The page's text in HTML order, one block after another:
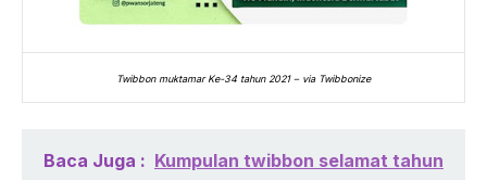
Twibbon muktamar Ke-34 tahun 2021 – via Twibbonize
Baca Juga : Kumpulan twibbon selamat tahun